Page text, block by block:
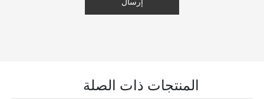
إرسال
المنتجات ذات الصلة